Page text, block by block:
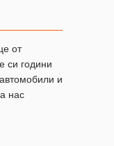
от
си години
и
нас